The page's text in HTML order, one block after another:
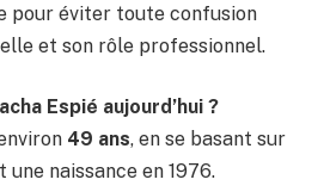
pour éviter toute confusion
et son rôle professionnel.
Espié aujourd’hui ?
49 ans, en se basant sur
une naissance en 1976.